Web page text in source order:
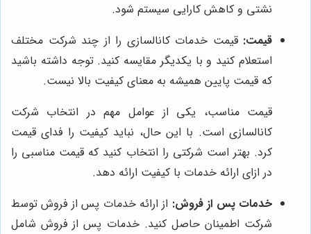
نشتی و کاهش کارایی سیستم شود.
قیمت: قیمت خدمات کانالسازی را از چند شرکت مختلف
استعلام کنید و با یکدیگر مقایسه کنید. توجه داشته باشید
که قیمت پایین همیشه به معنای کیفیت بالا نیست.
قیمت مناسب، یکی از عوامل مهم در انتخاب شرکت
کانالسازی است. با این حال، نباید کیفیت را فدای قیمت
کرد. بهتر است شرکتی را انتخاب کنید که قیمت مناسبی را
در ازای ارائه خدمات با کیفیت ارائه دهد.
خدمات پس از فروش: از ارائه خدمات پس از فروش توسط
شرکت اطمینان حاصل کنید. خدمات پس از فروش شامل